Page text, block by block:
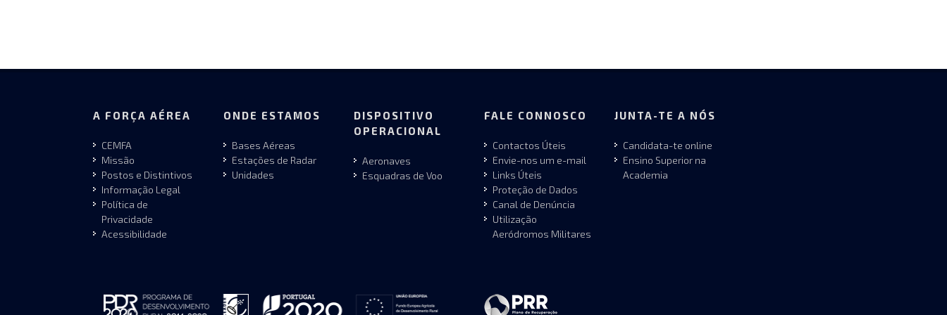
A FORÇA AÉREA
CEMFA
Missão
Postos e Distintivos
Informação Legal
Política de
Privacidade
Acessibilidade
ONDE ESTAMOS
Bases Aéreas
Estações de Radar
Unidades
DISPOSITIVO
OPERACIONAL
Aeronaves
Esquadras de Voo
FALE CONNOSCO
Contactos Úteis
Envie-nos um e-mail
Links Úteis
Proteção de Dados
Canal de Denúncia
Utilização
Aeródromos Militares
JUNTA-TE A NÓS
Candidata-te online
Ensino Superior na
Academia